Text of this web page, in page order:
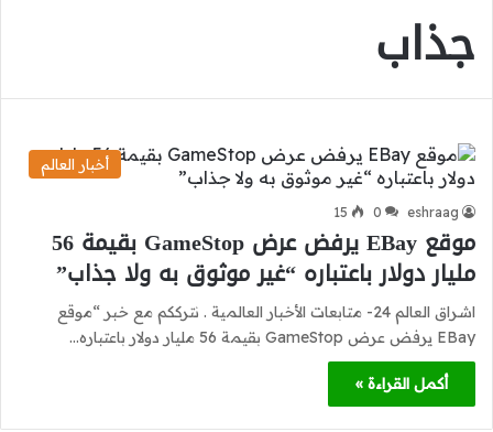
جذاب
أخبار العالم
eshraag
0
15
موقع EBay يرفض عرض GameStop بقيمة 56
مليار دولار باعتباره “غير موثوق به ولا جذاب”
اشراق العالم 24- متابعات الأخبار العالمية . نترككم مع خبر “موقع
EBay يرفض عرض GameStop بقيمة 56 مليار دولار باعتباره…
أكمل القراءة »